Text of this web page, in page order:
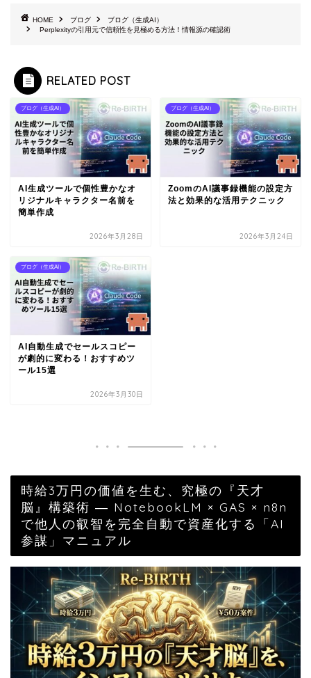
HOME ブログ
ブログ（生成AI）
Perplexityの引用元で信頼性を見極める方法！情報源の確認術
RELATED POST
ブログ（生成AI）
AI生成ツールで個性豊かなオ
リジナルキャラクター名前を
簡単作成
2026年3月28日
ブログ（生成AI）
ZoomのAI議事録機能の設定方
法と効果的な活用テクニック
2026年3月24日
ブログ（生成AI）
AI自動生成でセールスコピー
が劇的に変わる！おすすめツ
ール15選
2026年3月30日
時給3万円の価値を生む、究極の『天才
脳』構築術 ― NotebookLM × GAS × n8n
で他人の叡智を完全自動で資産化する「AI
参謀」マニュアル